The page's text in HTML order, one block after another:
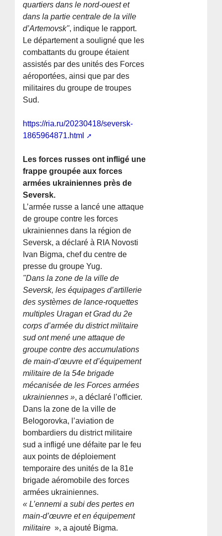
quartiers dans le nord-ouest et
dans la partie centrale de la ville
d’Artemovsk", indique le rapport.
Le département a souligné que les
combattants du groupe étaient
assistés par des unités des Forces
aéroportées, ainsi que par des
militaires du groupe de troupes
Sud.
https://ria.ru/20230418/seversk-
1865964871.html
Les forces russes ont infligé une
frappe groupée aux forces
armées ukrainiennes près de
Seversk.
L’armée russe a lancé une attaque
de groupe contre les forces
ukrainiennes dans la région de
Seversk, a déclaré à RIA Novosti
Ivan Bigma, chef du centre de
presse du groupe Yug.
"Dans la zone de la ville de
Seversk, les équipages d’artillerie
des systèmes de lance-roquettes
multiples Uragan et Grad du 2e
corps d’armée du district militaire
sud ont mené une attaque de
groupe contre des accumulations
de main-d’œuvre et d’équipement
militaire de la 54e brigade
mécanisée de les Forces armées
ukrainiennes », a déclaré l’officier.
Dans la zone de la ville de
Belogorovka, l’aviation de
bombardiers du district militaire
sud a infligé une défaite par le feu
aux points de déploiement
temporaire des unités de la 81e
brigade aéromobile des forces
armées ukrainiennes.
« L’ennemi a subi des pertes en
main-d’œuvre et en équipement
militaire », a ajouté Bigma.